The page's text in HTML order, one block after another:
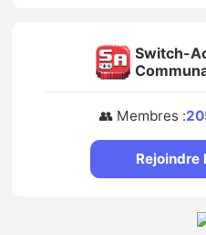
Switch-
👥 Membres :
Rejoindre